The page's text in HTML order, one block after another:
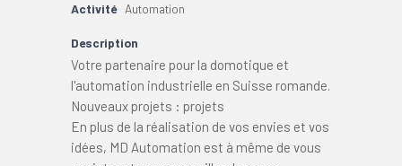
Activité Automation
Description
Votre partenaire pour la domotique et
l'automation industrielle en Suisse romande.
Nouveaux projets : projets
En plus de la réalisation de vos envies et vos
idées, MD Automation est à même de vous